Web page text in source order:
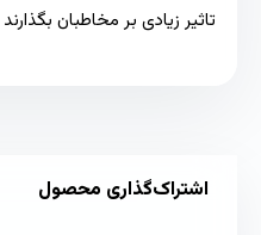
تاثیر زیادی بر مخاطبان بگذارند
اشتراک‌گذاری محصول